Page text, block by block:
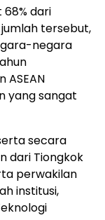
dari
tersebut,
negara
ASEAN
yang sangat
secara
dari Tiongkok
perwakilan
institusi,